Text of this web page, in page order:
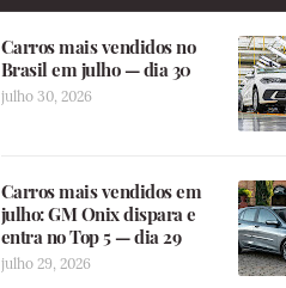
Carros mais vendidos no
Brasil em julho — dia 30
julho 30, 2026
Carros mais vendidos em
julho: GM Onix dispara e
entra no Top 5 — dia 29
julho 29, 2026